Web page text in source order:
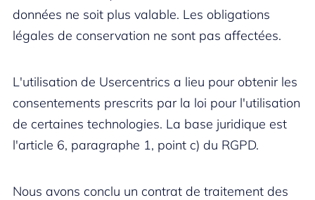
données ne soit plus valable. Les obligations
légales de conservation ne sont pas affectées.
L'utilisation de Usercentrics a lieu pour obtenir les
consentements prescrits par la loi pour l'utilisation
de certaines technologies. La base juridique est
l'article 6, paragraphe 1, point c) du RGPD.
Nous avons conclu un contrat de traitement des